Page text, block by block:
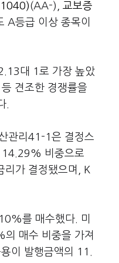
(AA-), 교보증
A등급 이상 종목이
대 1로 가장 높았
견조한 경쟁률을
.
관리41-1은 결정스
14.29% 비중으로
리가 결정됐으며, K
를 매수했다. 미
매수 비중을 가져
이 발행금액의 11.